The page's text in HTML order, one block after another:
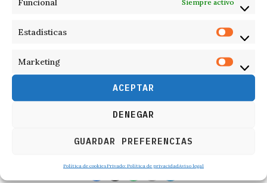
Siempre activo
Estadísticas
Marketing
ACEPTAR
DENEGAR
GUARDAR PREFERENCIAS
Política de cookiesPrivado: Política de privacidadAviso legal